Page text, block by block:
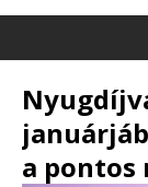
a pontos